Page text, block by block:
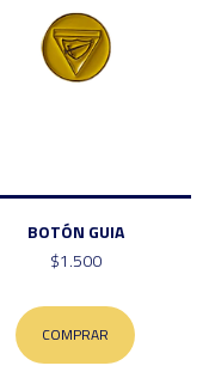
BOTÓN GUIA
$1.500
COMPRAR